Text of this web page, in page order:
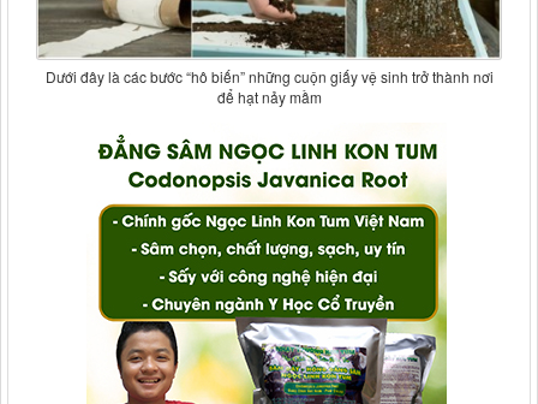
Dưới đây là các bước “hô biến” những cuộn giấy vệ sinh trở thành nơi
để hạt nảy mầm